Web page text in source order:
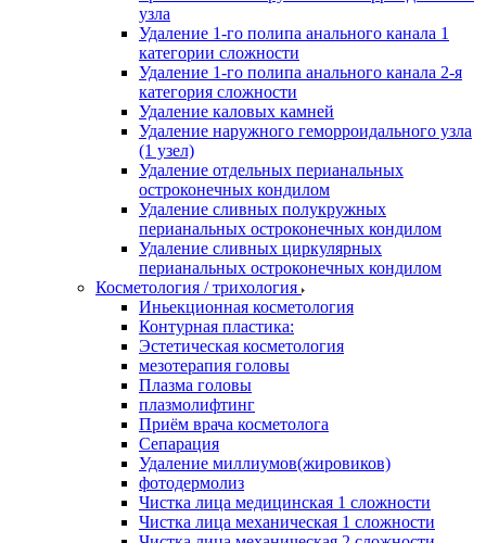
узла
Удаление 1-го полипа анального канала 1
категории сложности
Удаление 1-го полипа анального канала 2-я
категория сложности
Удаление каловых камней
Удаление наружного геморроидального узла
(1 узел)
Удаление отдельных перианальных
остроконечных кондилом
Удаление сливных полукружных
перианальных остроконечных кондилом
Удаление сливных циркулярных
перианальных остроконечных кондилом
Косметология / трихология
Иньекционная косметология
Контурная пластика:
Эстетическая косметология
мезотерапия головы
Плазма головы
плазмолифтинг
Приём врача косметолога
Сепарация
Удаление миллиумов(жировиков)
фотодермолиз
Чистка лица медицинская 1 сложности
Чистка лица механическая 1 сложности